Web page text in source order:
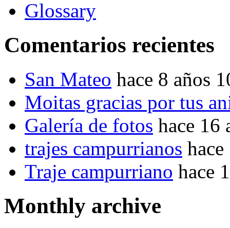
Glossary
Comentarios recientes
San Mateo hace 8 años
Moitas gracias por tus
Galería de fotos hace 16
trajes campurrianos
Traje campurriano hace
Monthly archive